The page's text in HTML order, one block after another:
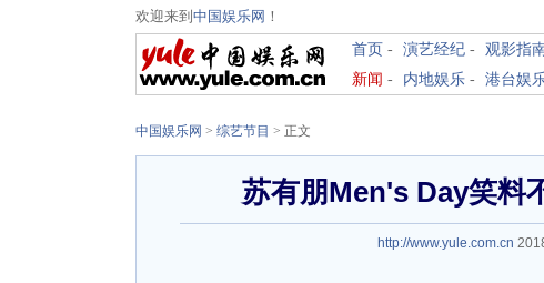
欢迎来到 中国娱乐网 ！
首页 - 演艺经纪 - 观影指
新闻 - 内地娱乐 - 港台娱
中国娱乐网 > 综艺节目 > 正文
苏有朋Men's Day笑料
http://www.yule.com.cn